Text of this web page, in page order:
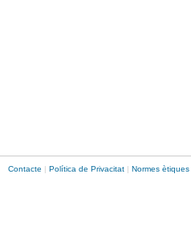
Contacte | Política de Privacitat | Normes